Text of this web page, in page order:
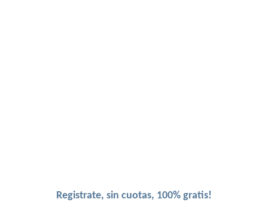
Registrate, sin cuotas, 100% gratis!